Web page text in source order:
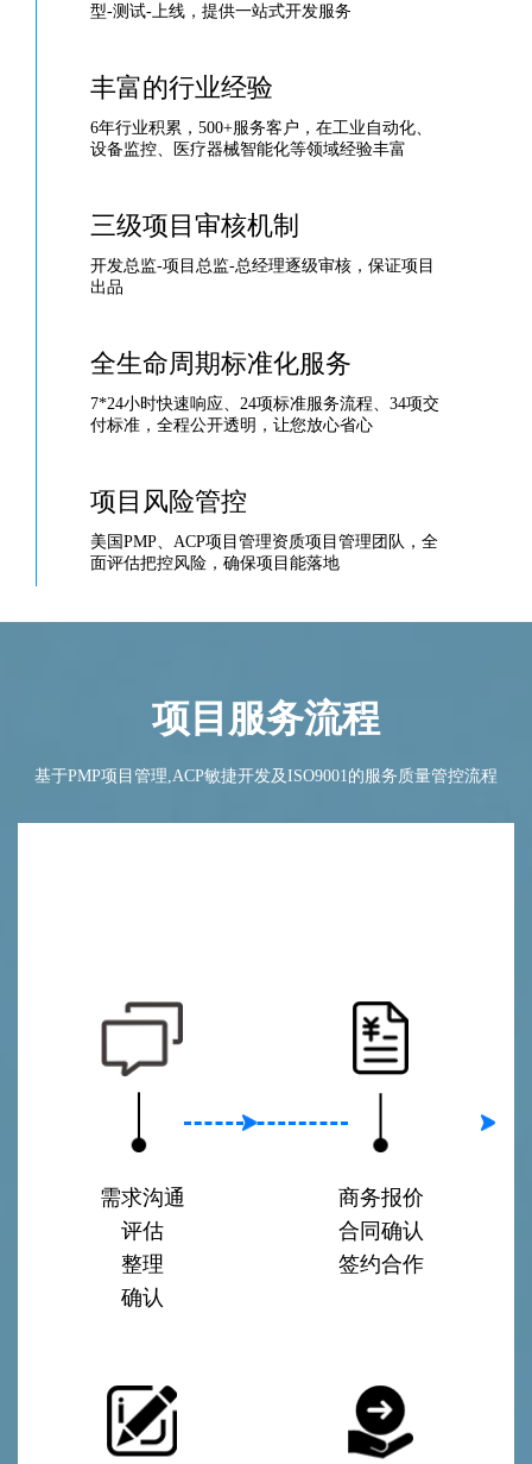
型-测试-上线，提供一站式开发服务
丰富的行业经验
6年行业积累，500+服务客户，在工业自动化、
设备监控、医疗器械智能化等领域经验丰富
三级项目审核机制
开发总监-项目总监-总经理逐级审核，保证项目
出品
全生命周期标准化服务
7*24小时快速响应、24项标准服务流程、34项交
付标准，全程公开透明，让您放心省心
项目风险管控
美国PMP、ACP项目管理资质项目管理团队，全
面评估把控风险，确保项目能落地
项目服务流程
基于PMP项目管理,ACP敏捷开发及ISO9001的服务质量管控流程
需求沟通
评估
整理
确认
商务报价
合同确认
签约合作